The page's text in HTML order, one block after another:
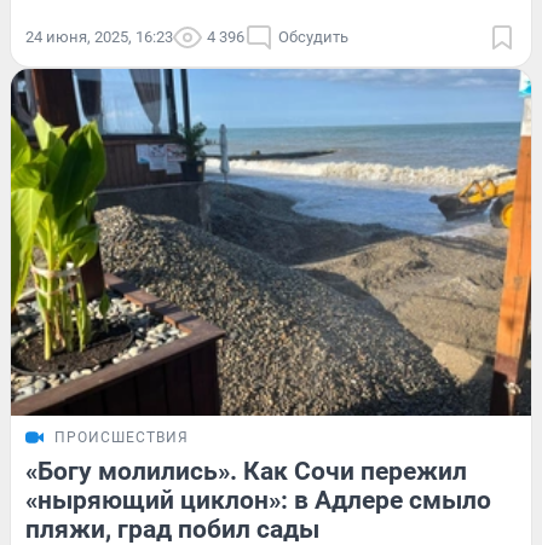
24 июня, 2025, 16:23 4 396 Обсудить
ПРОИСШЕСТВИЯ
«Богу молились». Как Сочи пережил
«ныряющий циклон»: в Адлере смыло
пляжи, град побил сады